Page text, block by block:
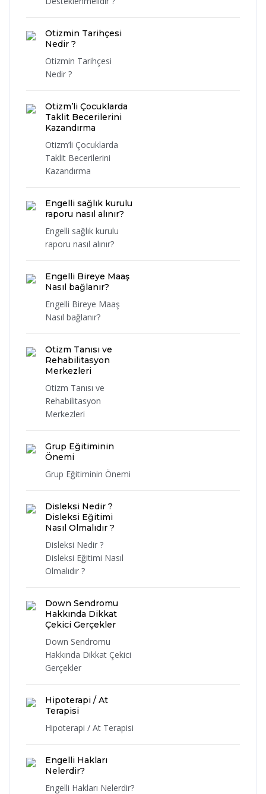
Otizmin Tarihçesi
Nedir ?
Otizmin Tarihçesi
Nedir ?
Otizm’li Çocuklarda
Taklit Becerilerini
Kazandırma
Otizm’li Çocuklarda
Taklit Becerilerini
Kazandırma
Engelli sağlık kurulu
raporu nasıl alınır?
Engelli sağlık kurulu
raporu nasıl alınır?
Engelli Bireye Maaş
Nasıl bağlanır?
Engelli Bireye Maaş
Nasıl bağlanır?
Otizm Tanısı ve
Rehabilitasyon
Merkezleri
Otizm Tanısı ve
Rehabilitasyon
Merkezleri
Grup Eğitiminin
Önemi
Grup Eğitiminin Önemi
Disleksi Nedir ?
Disleksi Eğitimi
Nasıl Olmalıdır ?
Disleksi Nedir ?
Disleksi Eğitimi Nasıl
Olmalıdır ?
Down Sendromu
Hakkında Dikkat
Çekici Gerçekler
Down Sendromu
Hakkında Dikkat Çekici
Gerçekler
Hipoterapi / At
Terapisi
Hipoterapi / At Terapisi
Engelli Hakları
Nelerdir?
Engelli Hakları Nelerdir?